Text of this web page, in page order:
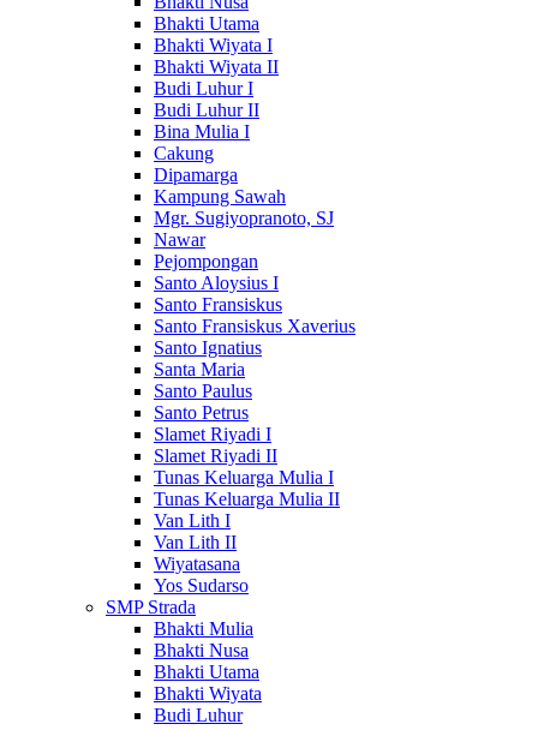
Bhakti Utama
Bhakti Wiyata I
Bhakti Wiyata II
Budi Luhur I
Budi Luhur II
Bina Mulia I
Cakung
Dipamarga
Kampung Sawah
Mgr. Sugiyopranoto, SJ
Nawar
Pejompongan
Santo Aloysius I
Santo Fransiskus
Santo Fransiskus Xaverius
Santo Ignatius
Santa Maria
Santo Paulus
Santo Petrus
Slamet Riyadi I
Slamet Riyadi II
Tunas Keluarga Mulia I
Tunas Keluarga Mulia II
Van Lith I
Van Lith II
Wiyatasana
Yos Sudarso
SMP Strada
Bhakti Mulia
Bhakti Nusa
Bhakti Utama
Bhakti Wiyata
Budi Luhur